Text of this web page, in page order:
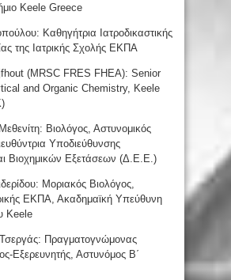
Keele Greece
Καθηγήτρια Ιατροδικαστικής
της Ιατρικής Σχολής ΕΚΠΑ
(MRSC FRES FHEA): Senior
and Organic Chemistry, Keele
Βιολόγος, Αστυνομικός
Υποδιεύθυνσης
Βιοχημικών Εξετάσεων (Δ.Ε.Ε.)
Μοριακός Βιολόγος,
ΕΚΠΑ, Ακαδημαϊκή Υπεύθυνη
Keele
Πραγματογνώμονας
Εξερευνητής, Αστυνόμος Β΄